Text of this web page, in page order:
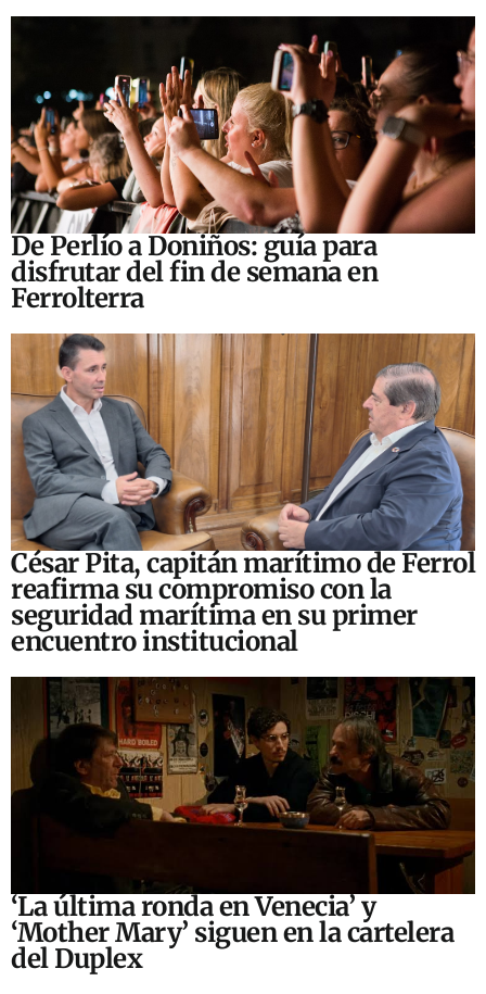
De Perlío a Doniños: guía para
disfrutar del fin de semana en
Ferrolterra
César Pita, capitán marítimo de Ferrol
reafirma su compromiso con la
seguridad marítima en su primer
encuentro institucional
‘La última ronda en Venecia’ y
‘Mother Mary’ siguen en la cartelera
del Duplex